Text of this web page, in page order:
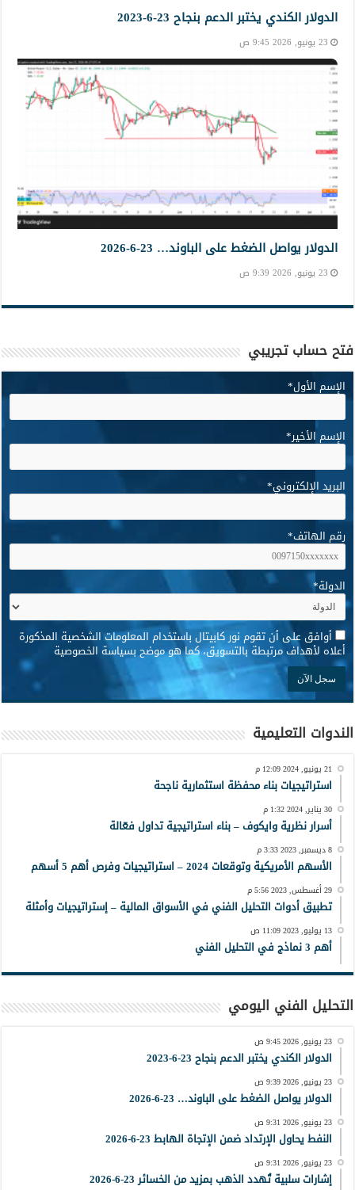
الدولار الكندي يختبر الدعم بنجاح 23-6-2023
23 يونيو, 2026 9:45 ص
الدولار يواصل الضغط على الباوند… 23-6-2026
23 يونيو, 2026 9:39 ص
فتح حساب تجريبي
الإسم الأول*
الإسم الأخير*
البريد الإلكتروني*
رقم الهاتف*
الدولة*
* أوافق على أن تقوم نور كابيتال باستخدام المعلومات الشخصية المذكورة
أعلاه لأهداف مرتبطة بالتسويق، كما هو موضح بسياسة الخصوصية
الندوات التعليمية
21 يونيو, 2024 12:09 م
استراتيجيات بناء محفظة استثمارية ناجحة
30 يناير, 2024 1:32 م
أسرار نظرية وايكوف – بناء استراتيجية تداول فعّالة
8 ديسمبر, 2023 3:33 م
الأسهم الأمريكية وتوقعات 2024 – استراتيجيات وفرص أهم 5 أسهم
29 أغسطس, 2023 5:56 م
تطبيق أدوات التحليل الفني في الأسواق المالية – إستراتيجيات وأمثلة
13 يوليو, 2023 11:09 ص
أهم 3 نماذج في التحليل الفني
التحليل الفني اليومي
23 يونيو, 2026 9:45 ص
الدولار الكندي يختبر الدعم بنجاح 23-6-2023
23 يونيو, 2026 9:39 ص
الدولار يواصل الضغط على الباوند… 23-6-2026
23 يونيو, 2026 9:31 ص
النفط يحاول الإرتداد ضمن الإتجاة الهابط 23-6-2026
23 يونيو, 2026 9:31 ص
إشارات سلبية تُهدد الذهب بمزيد من الخسائر 23-6-2026